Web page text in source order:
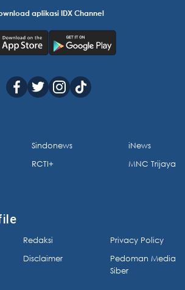
aplikasi IDX Channel
Sindonews
RCTI+
iNews
MNC Trijaya
Redaksi
Disclaimer
Privacy Policy
Pedoman Media
Siber